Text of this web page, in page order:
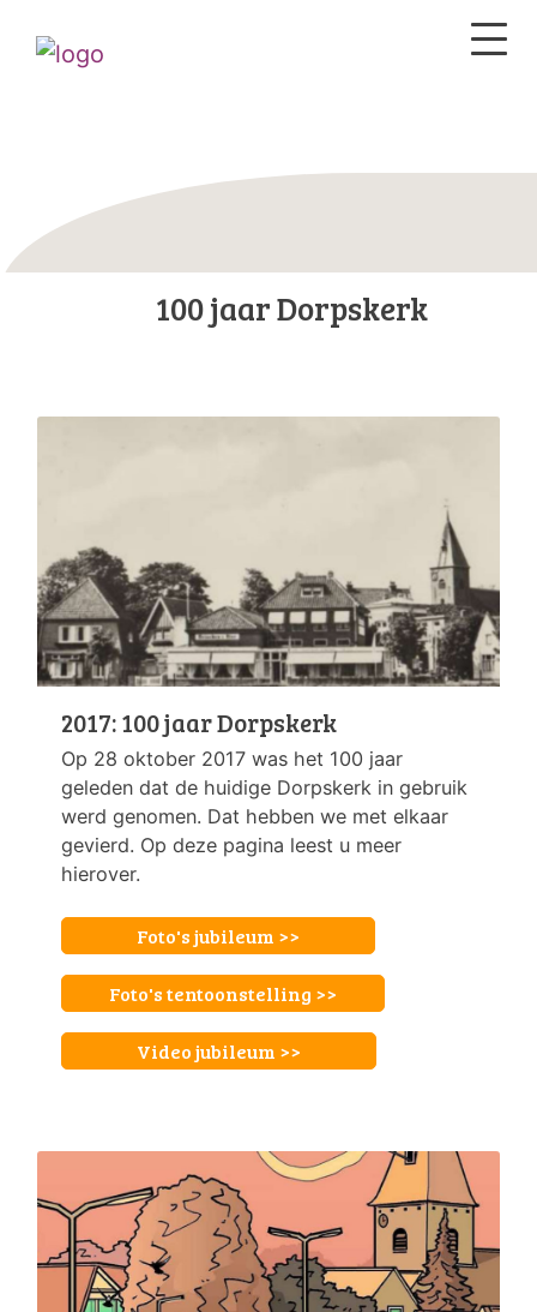
100 jaar Dorpskerk
2017: 100 jaar Dorpskerk
Op 28 oktober 2017 was het 100 jaar
geleden dat de huidige Dorpskerk in gebruik
werd genomen. Dat hebben we met elkaar
gevierd. Op deze pagina leest u meer
hierover.
Foto's jubileum >>
Foto's tentoonstelling >>
Video jubileum >>